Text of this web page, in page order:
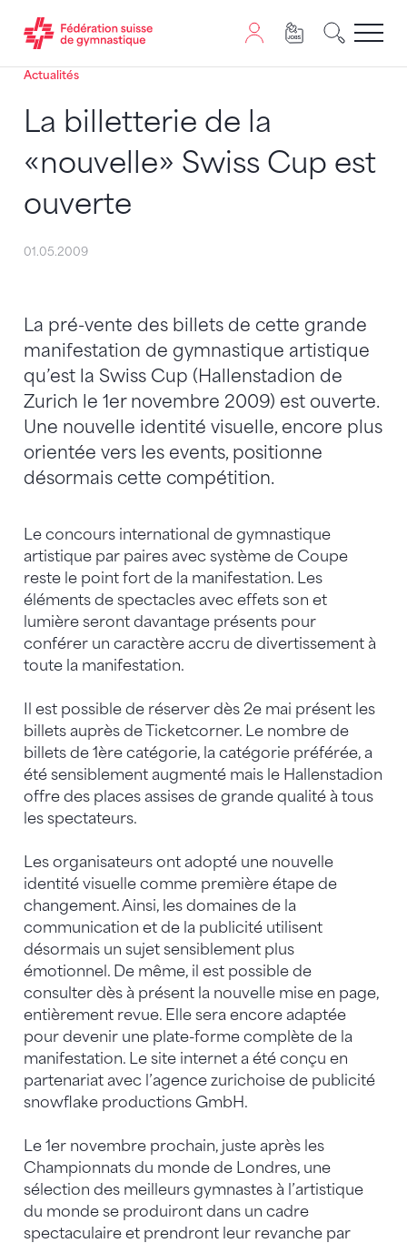
Passer au contenu
Naviguer vers le plan du siten
JavaScript est nécessaire pour naviguer sur ce site.
Actualités
La billetterie de la
«nouvelle» Swiss Cup est
ouverte
01.05.2009
La pré-vente des billets de cette grande
manifestation de gymnastique artistique
qu’est la Swiss Cup (Hallenstadion de
Zurich le 1er novembre 2009) est ouverte.
Une nouvelle identité visuelle, encore plus
orientée vers les events, positionne
désormais cette compétition.
Le concours international de gymnastique
artistique par paires avec système de Coupe
reste le point fort de la manifestation. Les
éléments de spectacles avec effets son et
lumière seront davantage présents pour
conférer un caractère accru de divertissement à
toute la manifestation.
Il est possible de réserver dès 2e mai présent les
billets auprès de Ticketcorner. Le nombre de
billets de 1ère catégorie, la catégorie préférée, a
été sensiblement augmenté mais le Hallenstadion
offre des places assises de grande qualité à tous
les spectateurs.
Les organisateurs ont adopté une nouvelle
identité visuelle comme première étape de
changement. Ainsi, les domaines de la
communication et de la publicité utilisent
désormais un sujet sensiblement plus
émotionnel. De même, il est possible de
consulter dès à présent la nouvelle mise en page,
entièrement revue. Elle sera encore adaptée
pour devenir une plate-forme complète de la
manifestation. Le site internet a été conçu en
partenariat avec l’agence zurichoise de publicité
snowflake productions GmbH.
Le 1er novembre prochain, juste après les
Championnats du monde de Londres, une
sélection des meilleurs gymnastes à l’artistique
du monde se produiront dans un cadre
spectaculaire et prendront leur revanche par